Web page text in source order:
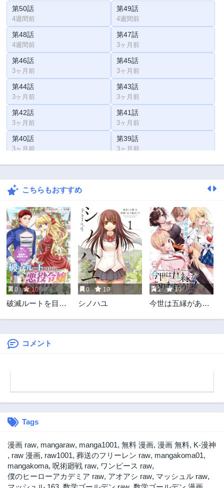
第50話
4週間前
第49話
4週間前
第48話
4週間前
第47話
3ヶ月前
第46話
3ヶ月前
第45話
3ヶ月前
第44話
3ヶ月前
第43話
3ヶ月前
第42話
3ヶ月前
第41話
3ヶ月前
第40話
3ヶ月前
第39話
3ヶ月前
第38話 第37話
第36話
第34話
3ヶ月前
第33話
3ヶ月前
第32話
3ヶ月前
第31話
3ヶ月前
第30話
3ヶ月前
第29話
3ヶ月前
第28話
3ヶ月前
第27話
第26話 第25話
第24話
こちらもおすすめ
0 10
破滅ルートを目指
すっ!～推しのため
当て馬をやり遂げ
たらと絡んできま
0 10
シノハユ
1 10
今世は五縁があり
コメント
Tags
漫画 raw, mangaraw, manga1001, 無料 漫画, 漫画 無料, K-漫神
, raw 漫画, raw1001, 葬送のフリーレン raw, mangakoma01,
mangakoma, 呪術廻戦 raw, ワンピース raw,
僕のヒーローアカデミア raw, アオアシ raw, マッシュル raw,